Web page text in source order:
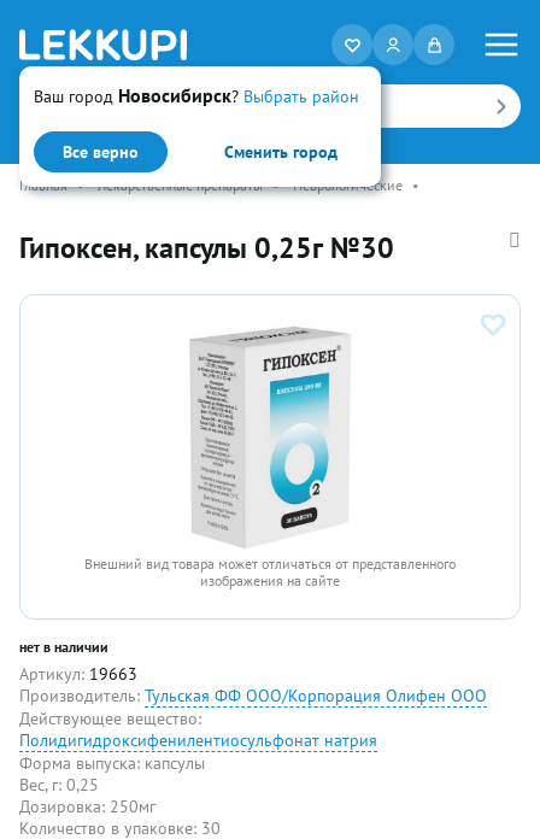
Ваш город Новосибирск? Выбрать район
Все верно Сменить город
Искать
Главная • Лекарственные препараты • Неврологические •
Гипоксен, капсулы 0,25г №30
Внешний вид товара может отличаться от представленного
изображения на сайте
нет в наличии
Артикул: 19663
Производитель: Тульская ФФ ООО/Корпорация Олифен ООО
Действующее вещество:
Полидигидроксифенилентиосульфонат натрия
Форма выпуска: капсулы
Вес, г: 0,25
Дозировка: 250мг
Количество в упаковке: 30